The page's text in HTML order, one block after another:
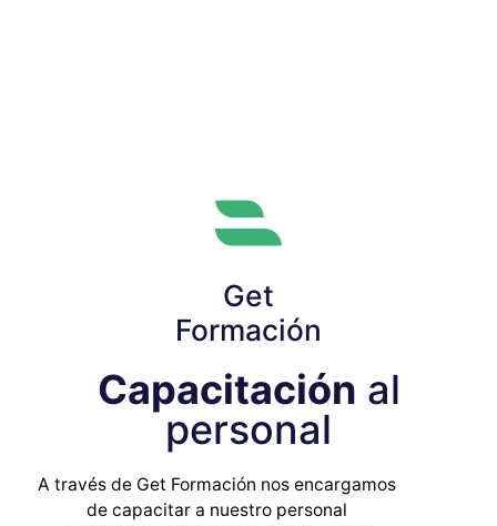
Get
Formación
Capacitación al
personal
A través de Get Formación nos encargamos
de capacitar a nuestro personal